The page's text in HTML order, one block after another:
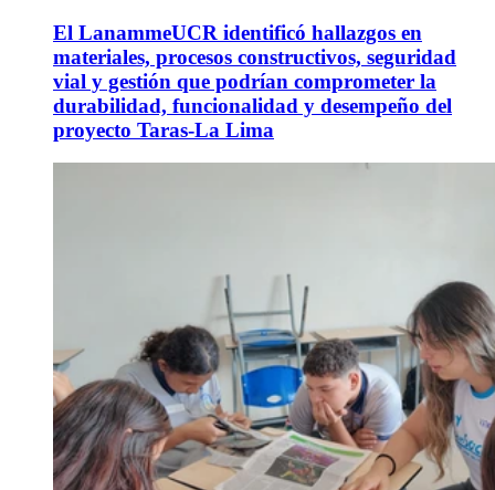
El LanammeUCR identificó hallazgos en
materiales, procesos constructivos, seguridad
vial y gestión que podrían comprometer la
durabilidad, funcionalidad y desempeño del
proyecto Taras-La Lima